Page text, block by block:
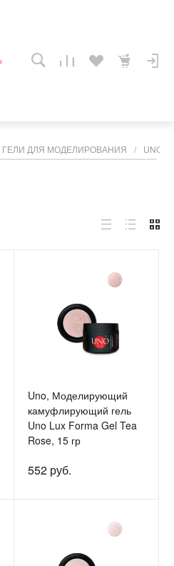
ГЕЛИ ДЛЯ МОДЕЛИРОВАНИЯ / UNO
Uno, Моделирующий
камуфлирующий гель
Uno Lux Forma Gel Tea
Rose, 15 гр
552 руб.